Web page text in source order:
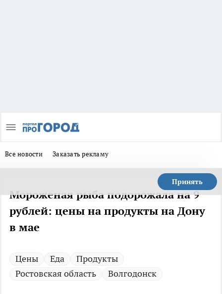
Все новости Заказать рекламу
Принять
Мороженая рыба подорожала на 9
рублей: цены на продукты на Дону
в мае
Цены Еда
Продукты
Ростовская область
Волгодонск